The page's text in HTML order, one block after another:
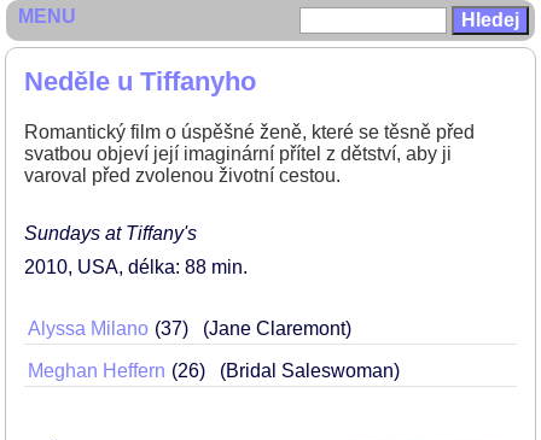
Neděle u Tiffanyho
Romantický film o úspěšné ženě, které se těsně před
svatbou objeví její imaginární přítel z dětství, aby ji
varoval před zvolenou životní cestou.
Sundays at Tiffany's
2010 USA délka: 88 min
Alyssa Milano 37 (Jane Claremont)
Meghan Heffern 26 (Bridal Saleswoman)
MENU